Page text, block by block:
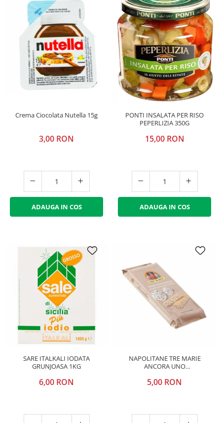
Crema Ciocolata Nutella 15g
3,00 RON
ADAUGA IN COS
PONTI INSALATA PER RISO
PEPERLIZIA 350G
15,00 RON
ADAUGA IN COS
SARE ITALKALI IODATA
GRUNJOASA 1KG
6,00 RON
NAPOLITANE TRE MARIE
ANCORA UNO
5,00 RON